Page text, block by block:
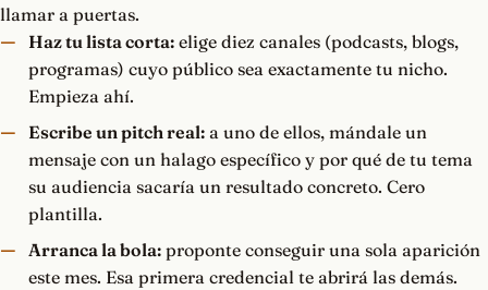
llamar a puertas.
Haz tu lista corta:elige diez canales (podcasts, blogs,
programas) cuyo público sea exactamente tu nicho.
Empieza ahí.
Escribe un pitch real:a uno de ellos, mándale un
mensaje con un halago específico y por qué de tu tema
su audiencia sacaría un resultado concreto. Cero
plantilla.
Arranca la bola:proponte conseguir una sola aparición
este mes. Esa primera credencial te abrirá las demás.